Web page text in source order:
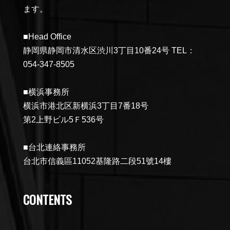
ます。
■Head Office
静岡県静岡市清水区渋川3丁目10番24号 TEL：
054-347-8505
■横浜事務所
横浜市港北区新横浜3丁目7番18号
第2上野ビル5Ｆ536号
■台北連絡事務所
台北市信義區11052基隆路二段51號14樓
CONTENTS